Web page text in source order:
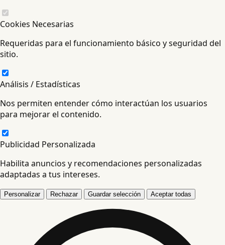
Cookies Necesarias
Requeridas para el funcionamiento básico y seguridad del
sitio.
Análisis / Estadísticas
Nos permiten entender cómo interactúan los usuarios
para mejorar el contenido.
Publicidad Personalizada
Habilita anuncios y recomendaciones personalizadas
adaptadas a tus intereses.
Personalizar Rechazar Guardar selección Aceptar todas